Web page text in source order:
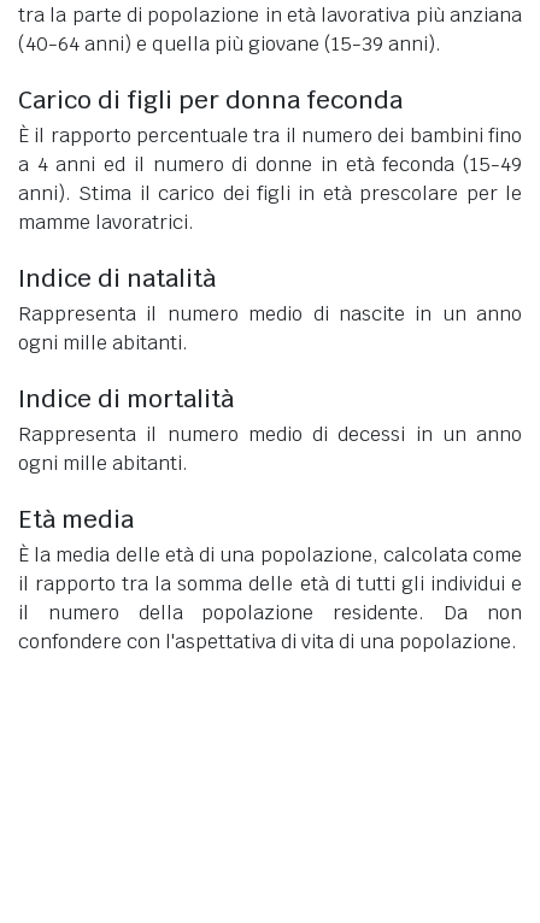
tra la parte di popolazione in età lavorativa più anziana
(40-64 anni) e quella più giovane (15-39 anni).
Carico di figli per donna feconda
È il rapporto percentuale tra il numero dei bambini fino
a 4 anni ed il numero di donne in età feconda (15-49
anni). Stima il carico dei figli in età prescolare per le
mamme lavoratrici.
Indice di natalità
Rappresenta il numero medio di nascite in un anno
ogni mille abitanti.
Indice di mortalità
Rappresenta il numero medio di decessi in un anno
ogni mille abitanti.
Età media
È la media delle età di una popolazione, calcolata come
il rapporto tra la somma delle età di tutti gli individui e
il numero della popolazione residente. Da non
confondere con l'aspettativa di vita di una popolazione.